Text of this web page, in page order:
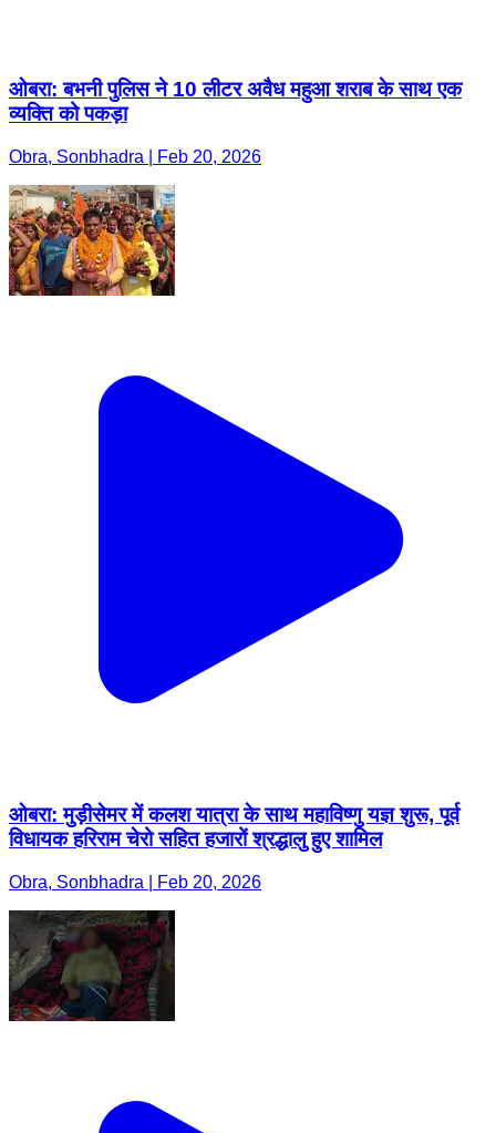
ओबरा: बभनी पुलिस ने 10 लीटर अवैध महुआ शराब के साथ एक
व्यक्ति को पकड़ा
Obra, Sonbhadra | Feb 20, 2026
ओबरा: मुड़ीसेमर में कलश यात्रा के साथ महाविष्णु यज्ञ शुरू, पूर्व
विधायक हरिराम चेरो सहित हजारों श्रद्धालु हुए शामिल
Obra, Sonbhadra | Feb 20, 2026